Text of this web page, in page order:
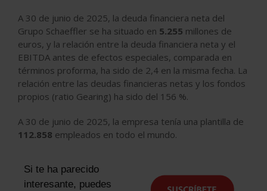
A 30 de junio de 2025, la deuda financiera neta del
Grupo Schaeffler se ha situado en 5.255 millones de
euros, y la relación entre la deuda financiera neta y el
EBITDA antes de efectos especiales, comparada en
términos proforma, ha sido de 2,4 en la misma fecha. La
relación entre las deudas financieras netas y los fondos
propios (ratio Gearing) ha sido del 156 %.
A 30 de junio de 2025, la empresa tenía una plantilla de
112.858 empleados en todo el mundo.
Si te ha parecido
interesante, puedes